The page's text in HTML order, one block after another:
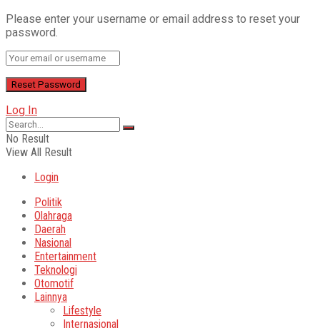
Please enter your username or email address to reset your
password.
Log In
No Result
View All Result
Login
Politik
Olahraga
Daerah
Nasional
Entertainment
Teknologi
Otomotif
Lainnya
Lifestyle
Internasional